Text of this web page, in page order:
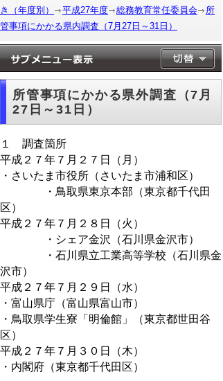
き（年度別）
平成27年度 総務教育常任委員会
所
管事項にかかる県内調査（7月27日～31日）
所管事項にかかる県外調査（7月
27日～31日）
１ 調査箇所
平成２７年７月２７日（月）
・さいたま市役所（さいたま市浦和区）
・鳥取県東京本部（東京都千代田
区）
平成２７年７月２８日（火）
・シェア金沢（石川県金沢市）
・石川県立工業高等学校（石川県金
沢市）
平成２７年７月２９日（水）
・富山県庁（富山県富山市）
・鳥取県学生寮「明倫館」（東京都世田谷
区）
平成２７年７月３０日（木）
・内閣府（東京都千代田区）